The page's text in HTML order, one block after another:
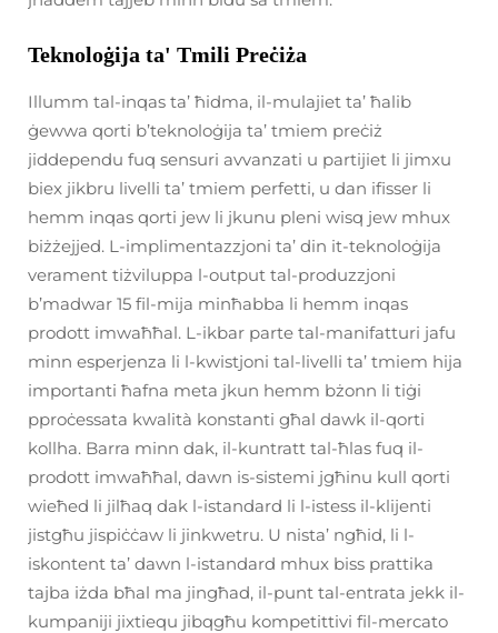
Teknoloġija ta' Tmili Preċiża
Illumm tal-inqas ta’ ħidma, il-mulajiet ta’ ħalib
ġewwa qorti b’teknoloġija ta’ tmiem preċiż
jiddependu fuq sensuri avvanzati u partijiet li jimxu
biex jikbru livelli ta’ tmiem perfetti, u dan ifisser li
hemm inqas qorti jew li jkunu pleni wisq jew mhux
biżżejjed. L-implimentazzjoni ta’ din it-teknoloġija
verament tiżviluppa l-output tal-produzzjoni
b’madwar 15 fil-mija minħabba li hemm inqas
prodott imwaħħal. L-ikbar parte tal-manifatturi jafu
minn esperjenza li l-kwistjoni tal-livelli ta’ tmiem hija
importanti ħafna meta jkun hemm bżonn li tiġi
pproċessata kwalità konstanti għal dawk il-qorti
kollha. Barra minn dak, il-kuntratt tal-ħlas fuq il-
prodott imwaħħal, dawn is-sistemi jgħinu kull qorti
wieħed li jilħaq dak l-istandard li l-istess il-klijenti
jistgħu jispiċċaw li jinkwetru. U nista’ ngħid, li l-
iskontent ta’ dawn l-istandard mhux biss prattika
tajba iżda bħal ma jingħad, il-punt tal-entrata jekk il-
kumpaniji jixtiequ jibqgħu kompetittivi fil-mercato